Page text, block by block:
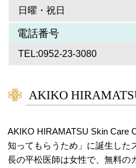
日曜・祝日
電話番号
TEL:0952-23-3080
AKIKO
AKIKO HIRAMATSU Skin Care
知ってもらうため」に誕生した
長の平松医師は女性で、無料の